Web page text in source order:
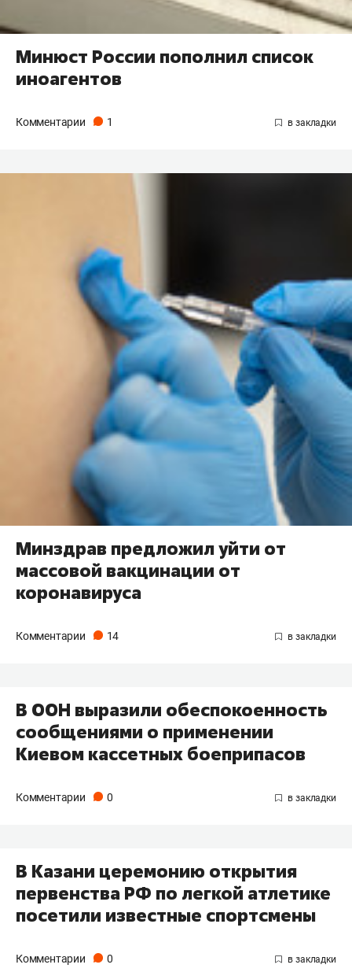
Минюст России пополнил список
иноагентов
Комментарии 1
Минздрав предложил уйти от
массовой вакцинации от
коронавируса
Комментарии 14
В ООН выразили обеспокоенность
сообщениями о применении
Киевом кассетных боеприпасов
Комментарии 0
В Казани церемонию открытия
первенства РФ по легкой атлетике
посетили известные спортсмены
Комментарии 0